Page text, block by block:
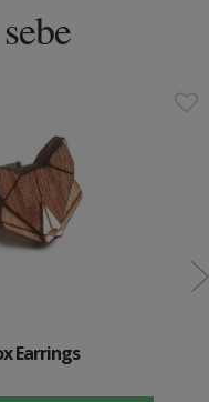
Earrings